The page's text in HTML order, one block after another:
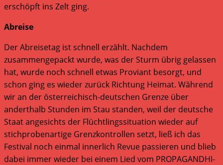
erschöpft ins Zelt ging.
Abreise
Der Abreisetag ist schnell erzählt. Nachdem
zusammengepackt wurde, was der Sturm übrig gelassen
hat, wurde noch schnell etwas Proviant besorgt, und
schon ging es wieder zurück Richtung Heimat. Während
wir an der österreichisch-deutschen Grenze über
anderthalb Stunden im Stau standen, weil der deutsche
Staat angesichts der Flüchtlingssituation wieder auf
stichprobenartige Grenzkontrollen setzt, ließ ich das
Festival noch einmal innerlich Revue passieren und blieb
dabei immer wieder bei einem Lied vom PROPAGANDHI-